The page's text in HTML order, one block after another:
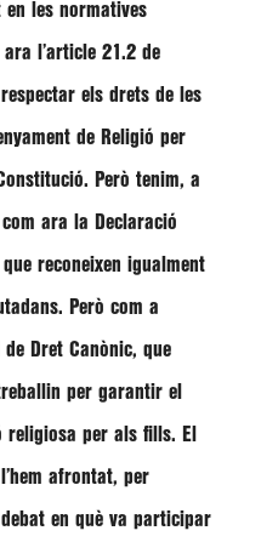
en les normatives
l’article 21.2 de
respectar els drets de les
de Religió per
Però tenim, a
ara la Declaració
reconeixen igualment
Però com a
Dret Canònic, que
per garantir el
religiosa per als fills. El
afrontat, per
en què va participar